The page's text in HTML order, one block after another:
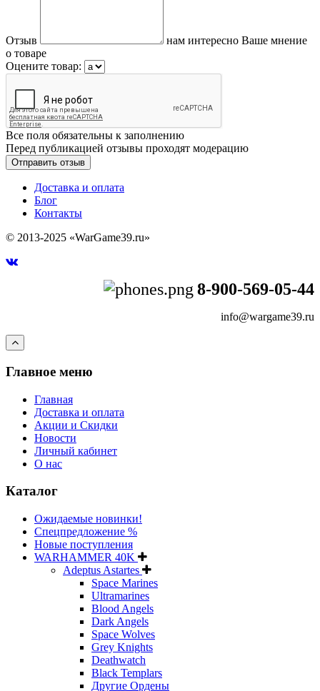
Отзыв
нам интересно Ваше мнение
о товаре
Оцените товар:
Все поля обязательны к заполнению
Перед публикацией отзывы проходят модерацию
Доставка и оплата
Блог
Контакты
© 2013-2025 «WarGame39.ru»
8-900-569-05-44
info@wargame39.ru
Главное меню
Главная
Доставка и оплата
Акции и Скидки
Новости
Личный кабинет
О нас
Каталог
Ожидаемые новинки!
Спецпредложение %
Новые поступления
WARHAMMER 40K
Adeptus Astartes
Space Marines
Ultramarines
Blood Angels
Dark Angels
Space Wolves
Grey Knights
Deathwatch
Black Templars
Другие Ордены